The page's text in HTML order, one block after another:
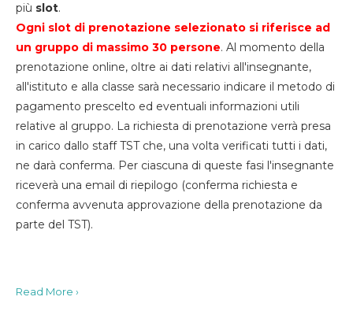
più slot.
Ogni slot di prenotazione selezionato si riferisce ad
un gruppo di massimo 30 persone. Al momento della
prenotazione online, oltre ai dati relativi all'insegnante,
all'istituto e alla classe sarà necessario indicare il metodo di
pagamento prescelto ed eventuali informazioni utili
relative al gruppo. La richiesta di prenotazione verrà presa
in carico dallo staff TST che, una volta verificati tutti i dati,
ne darà conferma. Per ciascuna di queste fasi l'insegnante
riceverà una email di riepilogo (conferma richiesta e
conferma avvenuta approvazione della prenotazione da
parte del TST).
Read More ›